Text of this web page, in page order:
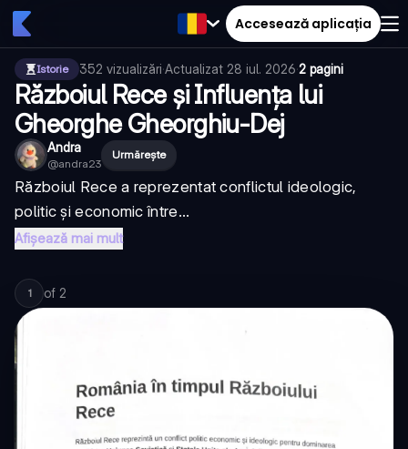
Accesează aplicația
Istorie 352 vizualizări·Actualizat 28 iul. 2026·2 pagini
Războiul Rece și Influența lui
Gheorghe Gheorghiu-Dej
Andra
@andra23
Urmărește
Războiul Rece a reprezentat conflictul ideologic,
politic și economic între...
Afișează mai mult
1 of 2